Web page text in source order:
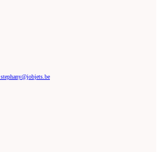
stephany@jobjets.be